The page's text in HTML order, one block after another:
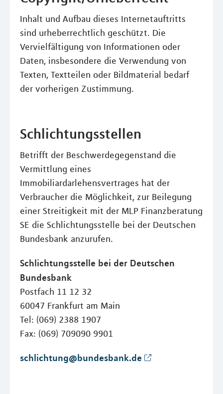
Inhalt und Aufbau dieses Internetauftritts
sind urheberrechtlich geschützt. Die
Vervielfältigung von Informationen oder
Daten, insbesondere die Verwendung von
Texten, Textteilen oder Bildmaterial bedarf
der vorherigen Zustimmung.
Schlichtungsstellen
Betrifft der Beschwerdegegenstand die
Vermittlung eines
Immobiliardarlehensvertrages hat der
Verbraucher die Möglichkeit, zur Beilegung
einer Streitigkeit mit der MLP Finanzberatung
SE die Schlichtungsstelle bei der Deutschen
Bundesbank anzurufen.
Schlichtungsstelle bei der Deutschen
Bundesbank
Postfach 11 12 32
60047 Frankfurt am Main
Tel: (069) 2388 1907
Fax: (069) 709090 9901
schlichtung@bundesbank.de